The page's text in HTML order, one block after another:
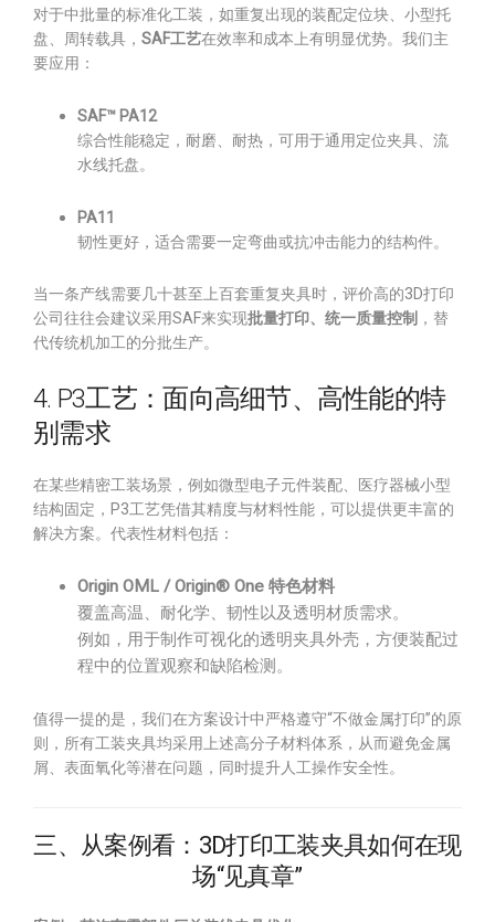
对于中批量的标准化工装，如重复出现的装配定位块、小型托
盘、周转载具， SAF工艺在效率和成本上有明显优势。我们主
要应用：
SAF™ PA12
综合性能稳定，耐磨、耐热，可用于通用定位夹具、流
水线托盘。
PA11
韧性更好，适合需要一定弯曲或抗冲击能力的结构件。
当一条产线需要几十甚至上百套重复夹具时，评价高的3D打印
公司往往会建议采用SAF来实现批量打印、统一质量控制 ，替
代传统机加工的分批生产。
4. P3工艺：面向高细节、高性能的特
别需求
在某些精密工装场景，例如微型电子元件装配、医疗器械小型
结构固定，P3工艺凭借其精度与材料性能，可以提供更丰富的
解决方案。代表性材料包括：
Origin OML / Origin® One 特色材料
覆盖高温、耐化学、韧性以及透明材质需求。
例如，用于制作可视化的透明夹具外壳，方便装配过
程中的位置观察和缺陷检测。
值得一提的是，我们在方案设计中严格遵守“不做金属打印”的原
则，所有工装夹具均采用上述高分子材料体系，从而避免金属
屑、表面氧化等潜在问题，同时提升人工操作安全性。
三、从案例看：3D打印工装夹具如何在现
场“见真章”